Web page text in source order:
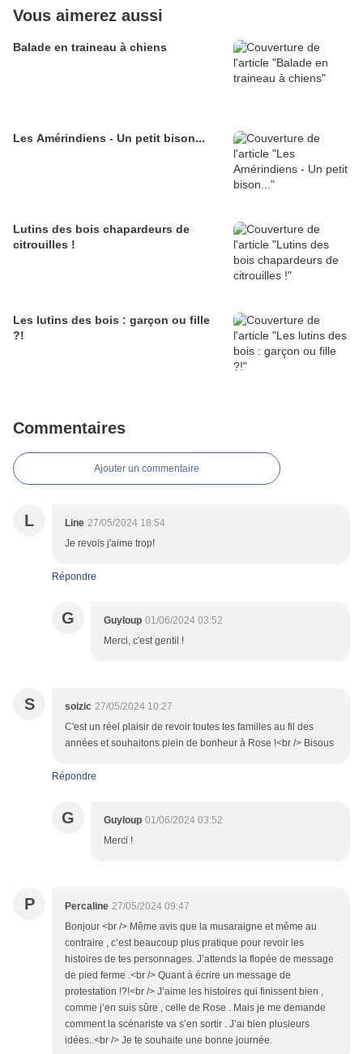
Vous aimerez aussi
Balade en traineau à chiens
Les Amérindiens - Un petit bison...
Lutins des bois chapardeurs de
citrouilles !
Les lutins des bois : garçon ou fille
?!
Commentaires
Ajouter un commentaire
L Line 27/05/2024 18:54
Je revois j'aime trop!
Répondre
G Guyloup 01/06/2024 03:52
Merci, c'est gentil !
S soizic 27/05/2024 10:27
C'est un réel plaisir de revoir toutes tes familles au fil des
années et souhaitons plein de bonheur à Rose !<br /> Bisous
Répondre
G Guyloup 01/06/2024 03:52
Merci !
P Percaline 27/05/2024 09:47
Bonjour <br /> Même avis que la musaraigne et même au
contraire , c’est beaucoup plus pratique pour revoir les
histoires de tes personnages. J’attends la flopée de message
de pied ferme .<br /> Quant à écrire un message de
protestation !?!<br /> J’aime les histoires qui finissent bien ,
comme j’en suis sûre , celle de Rose . Mais je me demande
comment la scénariste va s’en sortir . J’ai bien plusieurs
idées..<br /> Je te souhaite une bonne journée.